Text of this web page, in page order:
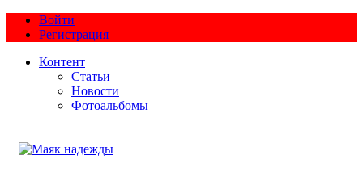
Войти
Регистрация
Контент
Статьи
Новости
Фотоальбомы